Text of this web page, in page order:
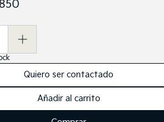
Quiero ser contactado
Añadir al carrito